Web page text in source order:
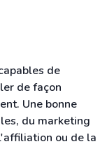
de
de façon
Une bonne
du marketing
ou de la